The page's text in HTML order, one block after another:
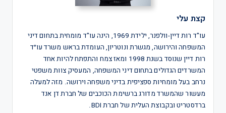
קצת עלי
עו"ד רות דיין-וולפנר, ילידת 1969, הינה עו"ד מומחית בתחום דיני
המשפחה והירושה, מגשרת ונוטריון, העומדת בראש משרד עו״ד
רות דיין שנוסד בשנת 1998 ומאז צמח והתפתח להיות אחד
המשרדים הגדולים בתחום דיני המשפחה, המעסיק צוות משפטי
נרחב בעל מומחיות ספציפית בדיני משפחה וירושה. מזה למעלה
מעשור שהמשרד מדורג ברשימת הכוכבים של חברת דן אנד
ברדסטריט ובקבוצת העלית של חברת BDI.